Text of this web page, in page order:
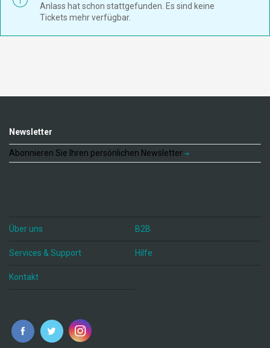
Anlass hat schon stattgefunden. Es sind keine
Tickets mehr verfügbar.
Newsletter
Abonnieren Sie Ihren persönlichen Newsletter
Über uns B2B
Services & Support Hilfe
Kontakt